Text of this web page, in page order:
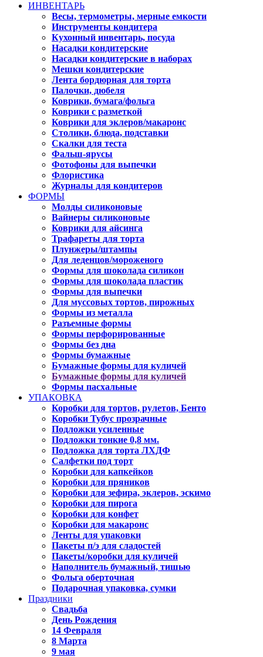
ИНВЕНТАРЬ
Весы, термометры, мерные емкости
Инструменты кондитера
Кухонный инвентарь, посуда
Насадки кондитерские
Насадки кондитерские в наборах
Мешки кондитерские
Лента бордюрная для торта
Палочки, дюбеля
Коврики, бумага/фольга
Коврики с разметкой
Коврики для эклеров/макаронс
Столики, блюда, подставки
Скалки для теста
Фальш-ярусы
Фотофоны для выпечки
Флористика
Журналы для кондитеров
ФОРМЫ
Молды силиконовые
Вайнеры силиконовые
Коврики для айсинга
Трафареты для торта
Плунжеры/штампы
Для леденцов/мороженого
Формы для шоколада силикон
Формы для шоколада пластик
Формы для выпечки
Для муссовых тортов, пирожных
Формы из металла
Разъемные формы
Формы перфорированные
Формы без дна
Формы бумажные
Бумажные формы для куличей
Бумажные формы для куличей
Формы пасхальные
УПАКОВКА
Коробки для тортов, рулетов, Бенто
Коробки Тубус прозрачные
Подложки усиленные
Подложки тонкие 0,8 мм.
Подложка для торта ЛХДФ
Салфетки под торт
Коробки для капкейков
Коробки для пряников
Коробки для зефира, эклеров, эскимо
Коробки для пирога
Коробки для конфет
Коробки для макаронс
Ленты для упаковки
Пакеты п/э для сладостей
Пакеты/коробки для куличей
Наполнитель бумажный, тишью
Фольга оберточная
Подарочная упаковка, сумки
Праздники
Свадьба
День Рождения
14 Февраля
8 Марта
9 мая